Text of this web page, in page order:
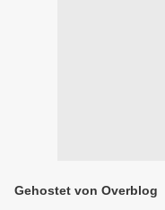
Gehostet von Overblog